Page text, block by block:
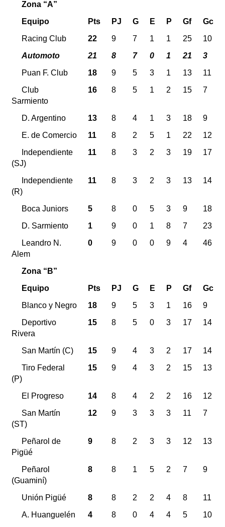
Zona “A”
Equipo
Pts PJ G E P Gf
Gc
Racing Club
22 9 7 1 1 25
10
Automoto
21 8 7 0 1 21
3
Puan F. Club
18 9 5 3 1 13
11
Club
Sarmiento
16 8 5 1 2 15 7
D. Argentino 13 8 4 1 3 18
9
E. de Comercio
11 8 2 5 1 22
12
Independiente
(SJ)
11 8 3 2 3 19 17
Independiente
(R)
11 8 3 2 3 13 14
Boca Juniors 5 8 0 5 3 9
18
D. Sarmiento
1 9 0 1 8 7
23
Leandro N.
Alem
0 9 0 0 9 4 46
Zona “B”
Equipo
Pts PJ G E P Gf
Gc
Blanco y Negro
18 9 5 3 1 16
9
Deportivo
Rivera
15 8 5 0 3 17 14
San Martín (C) 15 9 4 3 2 17
14
Tiro Federal
(P)
15 9 4 3 2 15 13
El Progreso 14 8 4 2 2 16
12
San Martín
(ST)
12 9 3 3 3 11 7
Peñarol de
Pigüé
9 8 2 3 3 12 13
Peñarol
(Guaminí)
8 8 1 5 2 7 9
Unión Pigüé 8 8 2 2 4 8
11
A. Huanguelén
4 8 0 4 4 5
10